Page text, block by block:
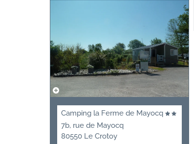
Camping la Ferme de Mayocq
7b, rue de Mayocq
80550 Le Crotoy